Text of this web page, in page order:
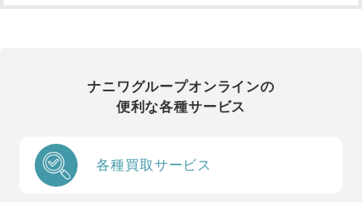
ナニワグループオンラインの
便利な各種サービス
各種買取サービス